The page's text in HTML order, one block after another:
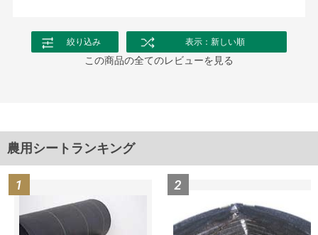
絞り込み 表示：新しい順
この商品の全てのレビューを見る
農用シートランキング